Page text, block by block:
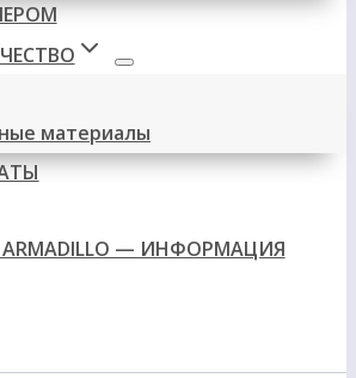
материалы
— ИНФОРМАЦИЯ